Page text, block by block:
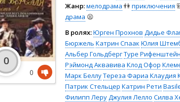
Жанр:мелодрама 👫приключения
драма 😫
В ролях:Юрген Прохнов Дидье
Бюржель Катрин Спаак Юлия
Альбер ГольдбергТуре Рифенштейн
Рэймонд Аквавива Клод Офор
Марк БеллуТереза Фариа Клаудия
Патрик Стельцер Катрин Рети
Филипп ЛеруДжулия Лелло Силва
0
0